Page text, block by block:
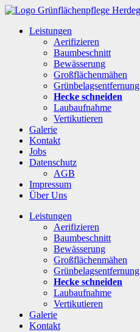
Leistungen
Aerifizieren
Baumbeschnitt
Bewässerung
Großflächenmähen
Grünbelagsentfernung
Hecke schneiden
Laubaufnahme
Vertikutieren
Galerie
Kontakt
Jobs
Datenschutz
AGB
Impressum
Über Uns
Leistungen
Aerifizieren
Baumbeschnitt
Bewässerung
Großflächenmähen
Grünbelagsentfernung
Hecke schneiden
Laubaufnahme
Vertikutieren
Galerie
Kontakt